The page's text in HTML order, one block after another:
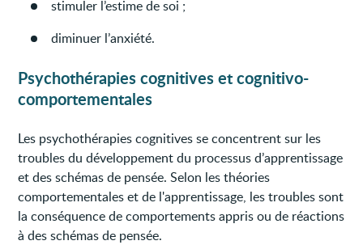
stimuler l’estime de soi ;
diminuer l’anxiété.
Psychothérapies cognitives et cognitivo-
comportementales
Les psychothérapies cognitives se concentrent sur les
troubles du développement du processus d’apprentissage
et des schémas de pensée. Selon les théories
comportementales et de l'apprentissage, les troubles sont
la conséquence de comportements appris ou de réactions
à des schémas de pensée.